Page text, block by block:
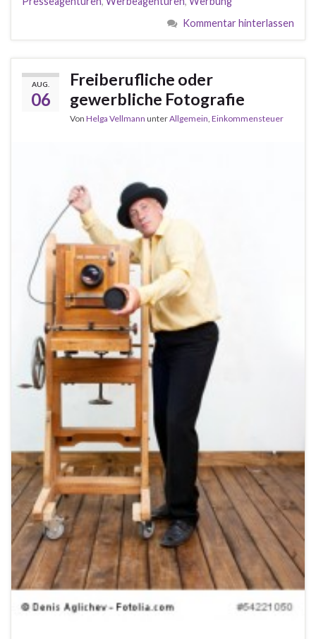
Kommentar hinterlassen
AUG.
06
Freiberufliche oder
gewerbliche Fotografie
Von Helga Vellmann unterAllgemein, Einkommensteuer